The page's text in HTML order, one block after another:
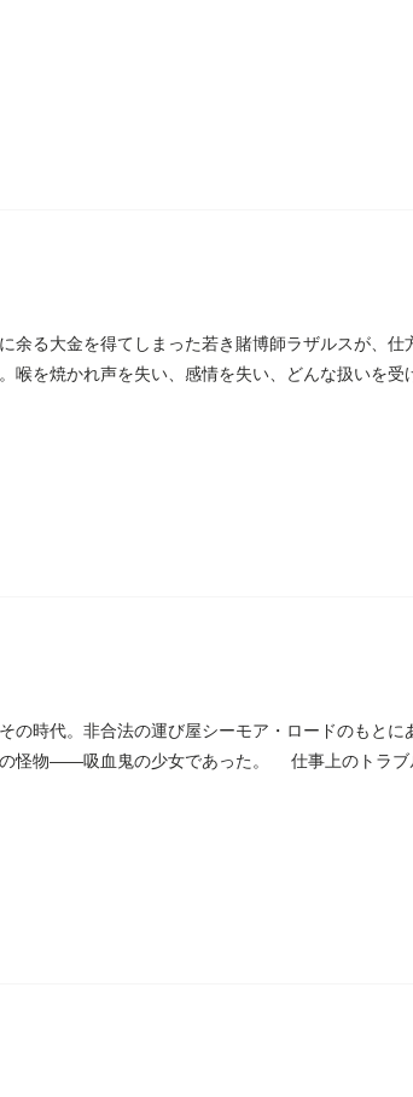
余る大金を得てしまった若き賭博師ラザルスが、仕
を焼かれ声を失い、感情を失い、どんな扱いを受
の時代。非合法の運び屋シーモア・ロードのもとに
怪物――吸血鬼の少女であった。 仕事上のトラブ